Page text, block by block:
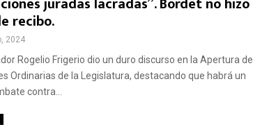
recibo.
2024
Rogelio Frigerio dio un duro discurso en la Apertura de
Ordinarias de la Legislatura, destacando que habrá un
contra...